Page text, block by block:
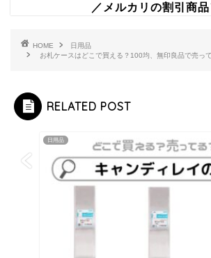
／メルカリの割引商品
HOME
日用品
お札ケースはどこで買える？100均、無印良品で売っ
RELATED POST
日用品